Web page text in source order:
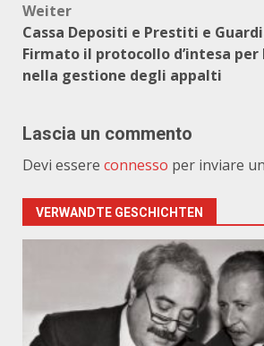
Weiter
Cassa Depositi e Prestiti e
Firmato il protocollo d’intesa
nella gestione degli appalti
Lascia un commento
Devi essere connesso per inviare
VERWANDTE GESCHICHTEN